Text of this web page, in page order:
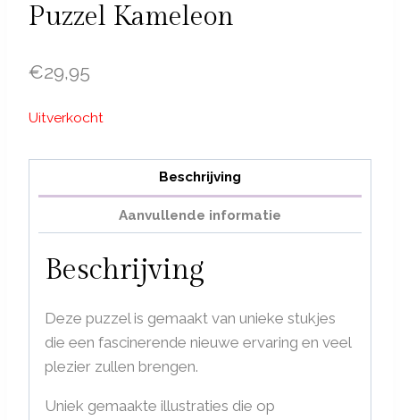
Puzzel Kameleon
€29,95
Uitverkocht
Beschrijving
Aanvullende informatie
Beschrijving
Deze puzzel is gemaakt van unieke stukjes
die een fascinerende nieuwe ervaring en veel
plezier zullen brengen.
Uniek gemaakte illustraties die op